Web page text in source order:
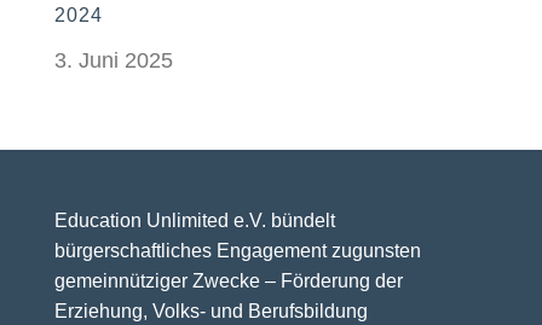
2024
3. Juni 2025
Education Unlimited e.V. bündelt
bürgerschaftliches Engagement zugunsten
gemeinnütziger Zwecke – Förderung der
Erziehung, Volks- und Berufsbildung